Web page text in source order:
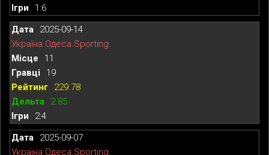
1:6
2025-09-14
Україна.Одеса.Sporting.
11
19
229.78
2.85
2:4
2025-09-07
Україна.Одеса.Sporting.